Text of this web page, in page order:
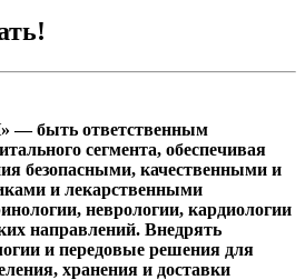
быть ответственным
сегмента, обеспечивая
безопасными, качественными и
и лекарственными
неврологии, кардиологии
направлений. Внедрять
и передовые решения для
хранения и доставки